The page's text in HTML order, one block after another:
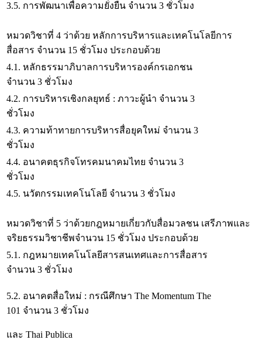
3.5. การพัฒนาเพื่อความยั่งยืน จำนวน 3 ชั่วโมง
หมวดวิชาที่ 4 ว่าด้วย หลักการบริหารและเทคโนโลยีการ
สื่อสาร จำนวน 15 ชั่วโมง ประกอบด้วย
4.1. หลักธรรมาภิบาลการบริหารองค์กรเอกชน
จำนวน 3 ชั่วโมง
4.2. การบริหารเชิงกลยุทธ์ : ภาวะผู้นำ จำนวน 3
ชั่วโมง
4.3. ความท้าทายการบริหารสื่อยุคใหม่ จำนวน 3
ชั่วโมง
4.4. อนาคตธุรกิจโทรคมนาคมไทย จำนวน 3
ชั่วโมง
4.5. นวัตกรรมเทคโนโลยี จำนวน 3 ชั่วโมง
หมวดวิชาที่ 5 ว่าด้วยกฎหมายเกี่ยวกับสื่อมวลชน เสรีภาพและ
จริยธรรมวิชาชีพจำนวน 15 ชั่วโมง ประกอบด้วย
5.1. กฎหมายเทคโนโลยีสารสนเทศและการสื่อสาร
จำนวน 3 ชั่วโมง
5.2. อนาคตสื่อใหม่ : กรณีศึกษา The Momentum The
101 จำนวน 3 ชั่วโมง
และ Thai Publica